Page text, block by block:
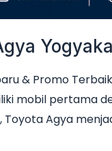
& Promo
mobil pertama
Toyota Agya